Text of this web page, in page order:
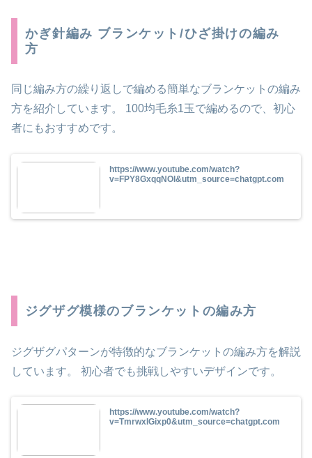
かぎ針編み ブランケット/ひざ掛けの編み
方
同じ編み方の繰り返しで編める簡単なブランケットの編み
方を紹介しています。 100均毛糸1玉で編めるので、初心
者にもおすすめです。
https://www.youtube.com/watch?
v=FPY8GxqqNOI&utm_source=chatgpt.com
ジグザグ模様のブランケットの編み方
ジグザグパターンが特徴的なブランケットの編み方を解説
しています。 初心者でも挑戦しやすいデザインです。
https://www.youtube.com/watch?
v=TmrwxIGixp0&utm_source=chatgpt.com